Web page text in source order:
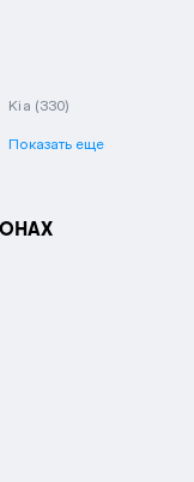
Kia (330)
Показать еще